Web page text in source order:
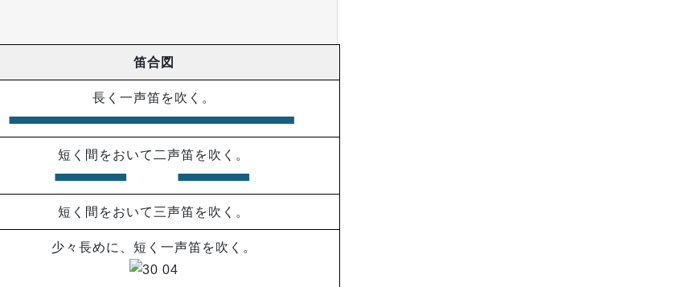
笛合図
長く一声笛を吹く。
短く間をおいて二声笛を吹く。
短く間をおいて三声笛を吹く。
少々長めに、短く一声笛を吹く。